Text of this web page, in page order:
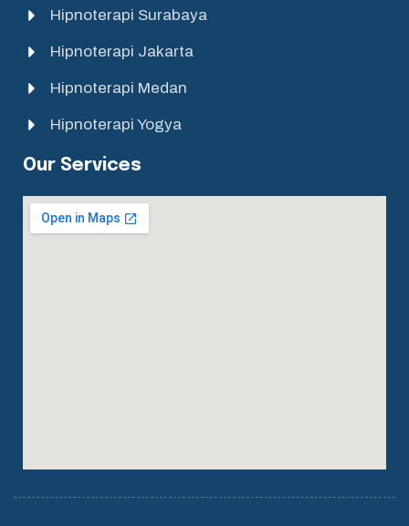
Hipnoterapi Surabaya
Hipnoterapi Jakarta
Hipnoterapi Medan
Hipnoterapi Yogya
Our Services